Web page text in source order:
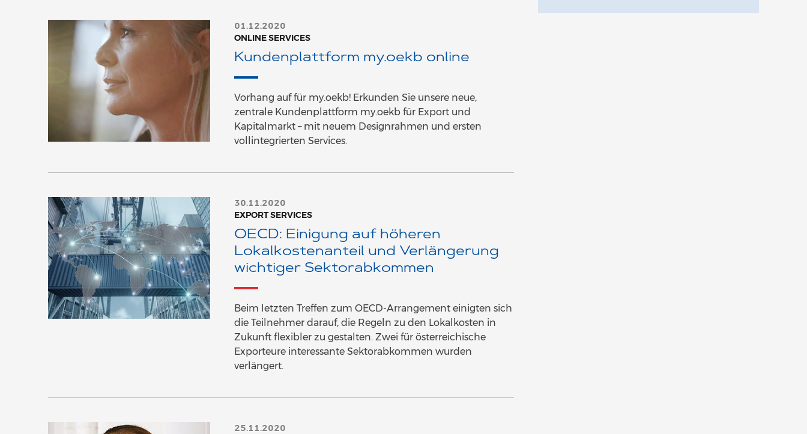
01.12.2020
ONLINE SERVICES
Kundenplattform my.oekb online
Vorhang auf für my.oekb! Erkunden Sie unsere neue,
zentrale Kundenplattform my.oekb für Export und
Kapitalmarkt – mit neuem Designrahmen und ersten
vollintegrierten Services.
30.11.2020
EXPORT SERVICES
OECD: Einigung auf höheren
Lokalkostenanteil und Verlängerung
wichtiger Sektorabkommen
Beim letzten Treffen zum OECD-Arrangement einigten sich
die Teilnehmer darauf, die Regeln zu den Lokalkosten in
Zukunft flexibler zu gestalten. Zwei für österreichische
Exporteure interessante Sektorabkommen wurden
verlängert.
25.11.2020